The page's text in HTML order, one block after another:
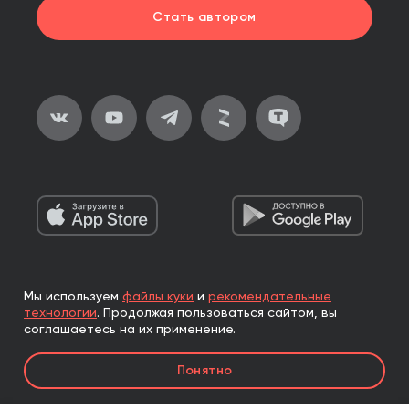
Стать автором
2026, ООО «Альпина Паблишер»
Все права защищены
Книги реализуются ООО «Альпина Паблишер»
по договору комиссии с ООО «Альпина нон-фикшн»,
по договору комиссии с ООО «Альпина ПРО».
Мы используем файлы куки и рекомендательные
технологии. Продолжая пользоваться сайтом, вы
соглашаетесь на их применение.
Понятно